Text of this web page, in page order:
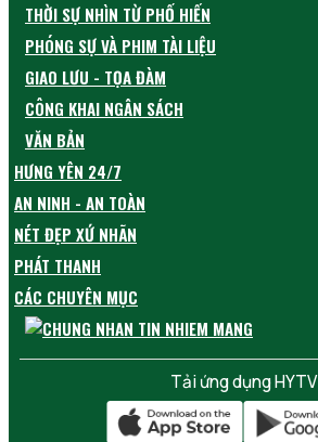
THỜI SỰ NHÌN TỪ PHỐ HIẾN
PHÓNG SỰ VÀ PHIM TÀI LIỆU
GIAO LƯU - TỌA ĐÀM
CÔNG KHAI NGÂN SÁCH
VĂN BẢN
HƯNG YÊN 24/7
AN NINH - AN TOÀN
NÉT ĐẸP XỨ NHÃN
PHÁT THANH
CÁC CHUYÊN MỤC
Tải ứng dụng HYTV